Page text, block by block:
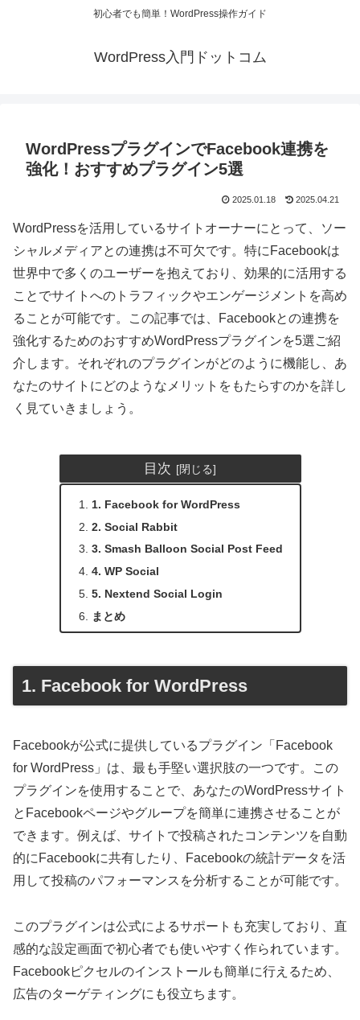
初心者でも簡単！WordPress操作ガイド
WordPress入門ドットコム
WordPressプラグインでFacebook連携を
強化！おすすめプラグイン5選
2025.01.18 2025.04.21
WordPressを活用しているサイトオーナーにとって、ソー
シャルメディアとの連携は不可欠です。特にFacebookは
世界中で多くのユーザーを抱えており、効果的に活用する
ことでサイトへのトラフィックやエンゲージメントを高め
ることが可能です。この記事では、Facebookとの連携を
強化するためのおすすめWordPressプラグインを5選ご紹
介します。それぞれのプラグインがどのように機能し、あ
なたのサイトにどのようなメリットをもたらすのかを詳し
く見ていきましょう。
目次
1. Facebook for WordPress
2. Social Rabbit
3. Smash Balloon Social Post Feed
4. WP Social
5. Nextend Social Login
まとめ
1. Facebook for WordPress
Facebookが公式に提供しているプラグイン「Facebook
for WordPress」は、最も手堅い選択肢の一つです。この
プラグインを使用することで、あなたのWordPressサイト
とFacebookページやグループを簡単に連携させることが
できます。例えば、サイトで投稿されたコンテンツを自動
的にFacebookに共有したり、Facebookの統計データを活
用して投稿のパフォーマンスを分析することが可能です。
このプラグインは公式によるサポートも充実しており、直
感的な設定画面で初心者でも使いやすく作られています。
Facebookピクセルのインストールも簡単に行えるため、
広告のターゲティングにも役立ちます。